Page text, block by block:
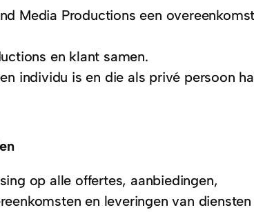
Media Productions een
en klant samen.
individu is en die als privé persoon
op alle offertes, aanbiedingen,
en leveringen van